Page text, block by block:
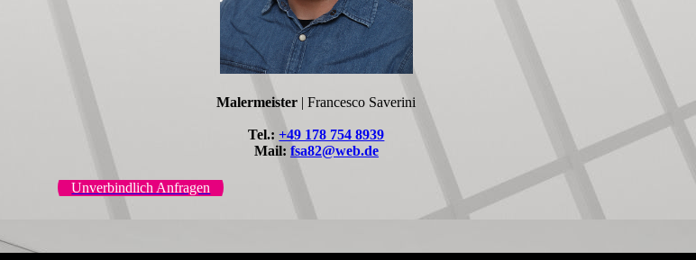
Malermeister | Francesco Saverini
Tel.:+49 178 754 8939
Mail: fsa82@web.de
Unverbindlich Anfragen